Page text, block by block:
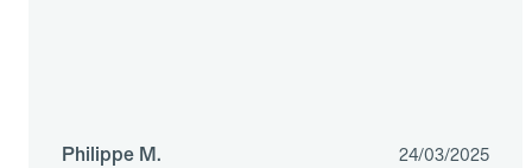
Philippe M. 24/03/2025